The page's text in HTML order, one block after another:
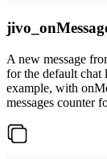
A new message
for the default chat
example, with
messages counter